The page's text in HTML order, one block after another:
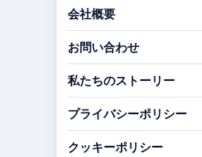
会社概要
お問い合わせ
私たちのストーリー
プライバシーポリシー
クッキーポリシー